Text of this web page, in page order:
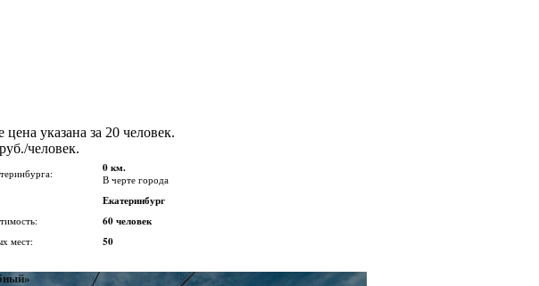
указана за 20 человек.
человек.
0 км.
В черте города
Екатеринбург
60 человек
мест: 50